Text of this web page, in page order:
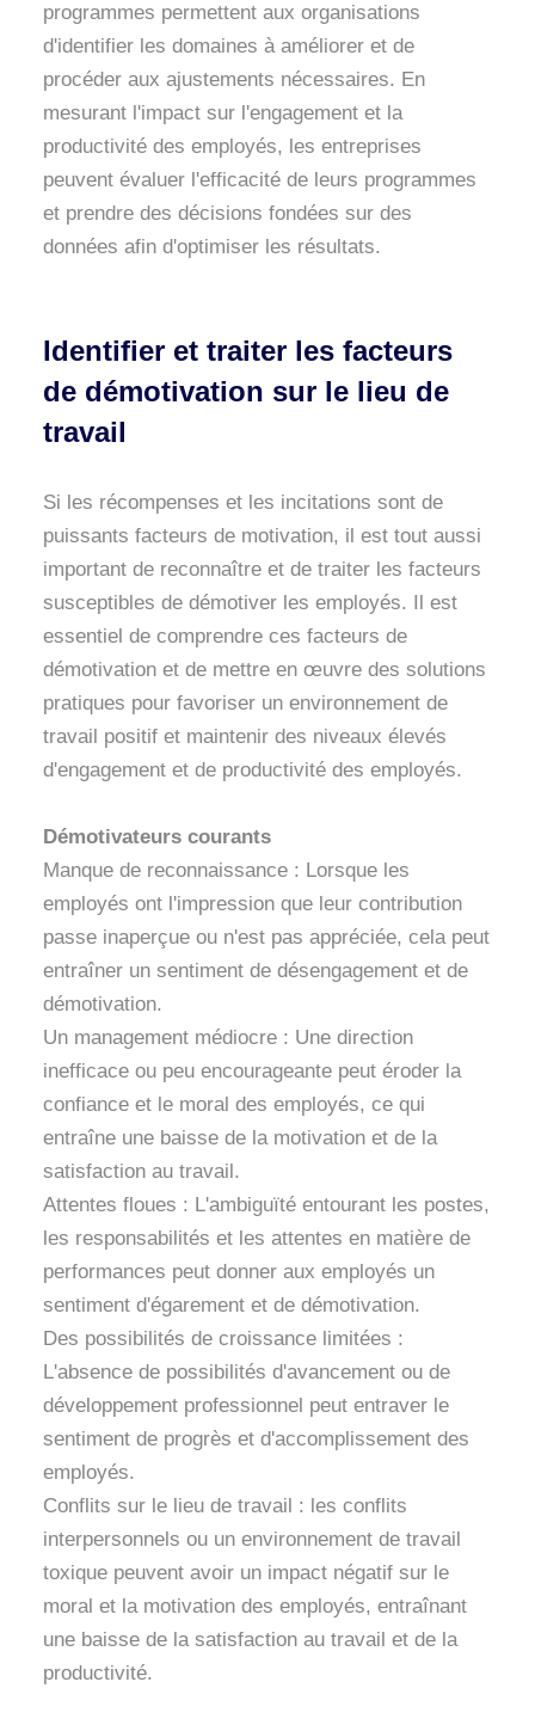
programmes permettent aux organisations
d'identifier les domaines à améliorer et de
procéder aux ajustements nécessaires. En
mesurant l'impact sur l'engagement et la
productivité des employés, les entreprises
peuvent évaluer l'efficacité de leurs programmes
et prendre des décisions fondées sur des
données afin d'optimiser les résultats.
Identifier et traiter les facteurs
de démotivation sur le lieu de
travail
Si les récompenses et les incitations sont de
puissants facteurs de motivation, il est tout aussi
important de reconnaître et de traiter les facteurs
susceptibles de démotiver les employés. Il est
essentiel de comprendre ces facteurs de
démotivation et de mettre en œuvre des solutions
pratiques pour favoriser un environnement de
travail positif et maintenir des niveaux élevés
d'engagement et de productivité des employés.
Démotivateurs courants
Manque de reconnaissance : Lorsque les
employés ont l'impression que leur contribution
passe inaperçue ou n'est pas appréciée, cela peut
entraîner un sentiment de désengagement et de
démotivation.
Un management médiocre : Une direction
inefficace ou peu encourageante peut éroder la
confiance et le moral des employés, ce qui
entraîne une baisse de la motivation et de la
satisfaction au travail.
Attentes floues : L'ambiguïté entourant les postes,
les responsabilités et les attentes en matière de
performances peut donner aux employés un
sentiment d'égarement et de démotivation.
Des possibilités de croissance limitées :
L'absence de possibilités d'avancement ou de
développement professionnel peut entraver le
sentiment de progrès et d'accomplissement des
employés.
Conflits sur le lieu de travail : les conflits
interpersonnels ou un environnement de travail
toxique peuvent avoir un impact négatif sur le
moral et la motivation des employés, entraînant
une baisse de la satisfaction au travail et de la
productivité.